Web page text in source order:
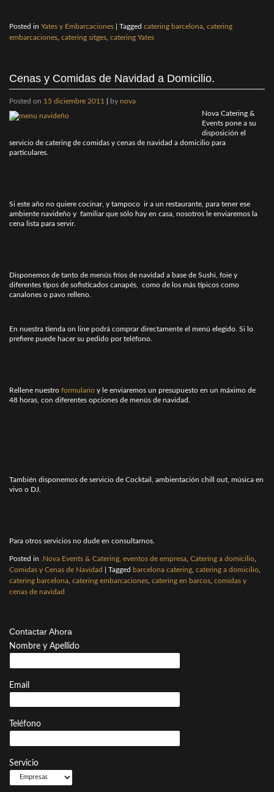
Posted in Yates y Embarcaciones Tagged catering barcelona catering
embarcaciones catering sitges catering Yates
Cenas y Comidas de Navidad a Domicilio.
Posted on 15 diciembre 2011 by nova
Nova Catering &
Events pone a su
disposición el
servicio de catering de comidas y cenas de navidad a domicilio para
particulares.
Si este año no quiere cocinar, y tampoco ir a un restaurante, para tener ese
ambiente navideño y familiar que sólo hay en casa, nosotros le enviaremos la
cena lista para servir.
Disponemos de tanto de menús fríos de navidad a base de Sushi, foie y
diferentes tipos de sofisticados canapés, como de los más típicos como
canalones o pavo relleno.
En nuestra tienda on line podrá comprar directamente el menú elegido. Si lo
prefiere puede hacer su pedido por teléfono.
Rellene nuestro formulario y le enviaremos un presupuesto en un máximo de
48 horas, con diferentes opciones de menús de navidad.
También disponemos de servicio de Cocktail, ambientación chill out, música en
vivo o DJ.
Para otros servicios no dude en consultarnos.
Posted in .Nova Events & Catering, eventos de empresa Catering a domicilio
Comidas y Cenas de Navidad
Tagged barcelona catering catering a domicilio
catering barcelona catering embarcaciones catering en barcos comidas y
cenas de navidad
Contactar Ahora
Nombre y Apellido
Email
Teléfono
Servicio